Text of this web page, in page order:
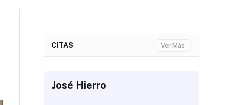
CITAS Ver Más
José Hierro